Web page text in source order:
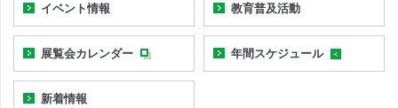
イベント情報 教育普及活動
展覧会カレンダー 年間スケジュール
新着情報